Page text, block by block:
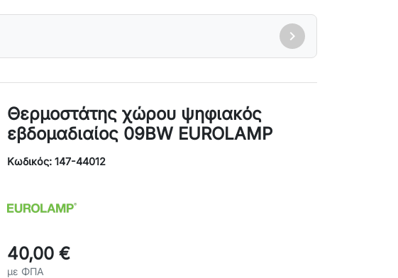
chevron_right
Θερμοστάτης χώρου ψηφιακός
εβδομαδιαίος 09BW EUROLAMP
Κωδικός: 147-44012
40,00 €
με ΦΠΑ